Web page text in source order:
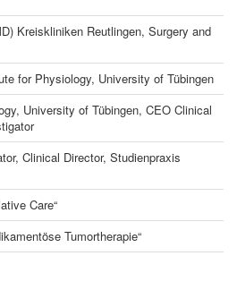
Kreiskliniken Reutlingen, Surgery and
for Physiology, University of Tübingen
University of Tübingen, CEO Clinical
Clinical Director, Studienpraxis
Care“
Tumortherapie“